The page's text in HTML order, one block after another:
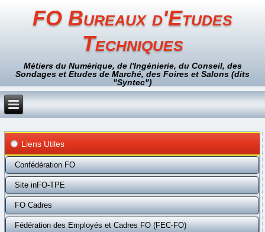
FO Bureaux d'Etudes
Techniques
Métiers du Numérique, de l'Ingénierie, du Conseil, des
Sondages et Etudes de Marché, des Foires et Salons (dits
"Syntec")
Liens Utiles
Confédération FO
Site inFO-TPE
FO Cadres
Fédération des Employés et Cadres FO (FEC-FO)